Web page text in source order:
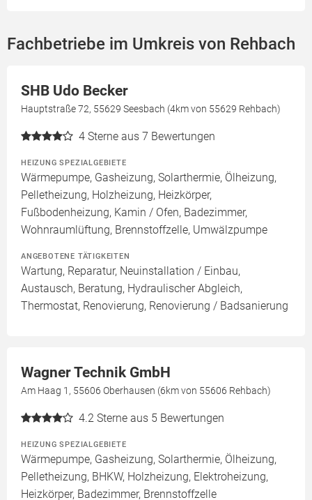
Fachbetriebe im Umkreis von Rehbach
SHB Udo Becker
Hauptstraße 72, 55629 Seesbach (4km von 55629 Rehbach)
4 Sterne aus 7 Bewertungen
HEIZUNG SPEZIALGEBIETE
Wärmepumpe, Gasheizung, Solarthermie, Ölheizung,
Pelletheizung, Holzheizung, Heizkörper,
Fußbodenheizung, Kamin / Ofen, Badezimmer,
Wohnraumlüftung, Brennstoffzelle, Umwälzpumpe
ANGEBOTENE TÄTIGKEITEN
Wartung, Reparatur, Neuinstallation / Einbau,
Austausch, Beratung, Hydraulischer Abgleich,
Thermostat, Renovierung, Renovierung / Badsanierung
Wagner Technik GmbH
Am Haag 1, 55606 Oberhausen (6km von 55606 Rehbach)
4.2 Sterne aus 5 Bewertungen
HEIZUNG SPEZIALGEBIETE
Wärmepumpe, Gasheizung, Solarthermie, Ölheizung,
Pelletheizung, BHKW, Holzheizung, Elektroheizung,
Heizkörper, Badezimmer, Brennstoffzelle